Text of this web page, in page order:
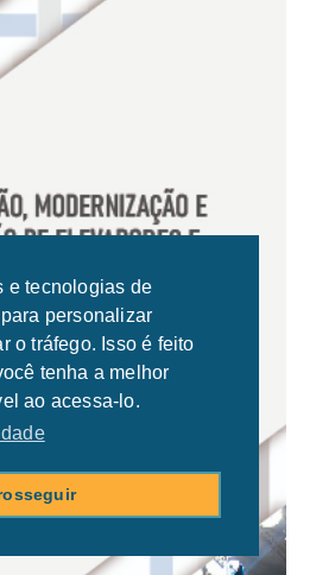
e tecnologias de
personalizar
o tráfego. Isso é feito
tenha a melhor
ao acessa-lo.